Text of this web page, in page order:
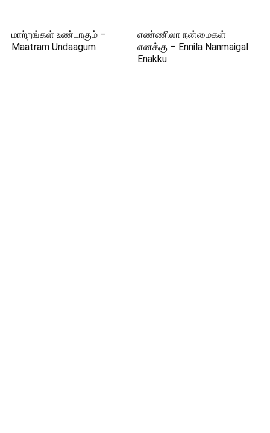
மாற்றங்கள் உண்டாகும் –
Maatram Undaagum
எண்ணிலா நன்மைகள்
எனக்கு – Ennila Nanmaigal
Enakku